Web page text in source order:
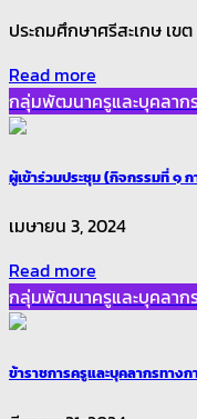
ประถมศึกษาศรีสะเกษ เข
Read more
กลุ่มพัฒนาครูและบุคลาก
ผู้เข้าร่วมประชุม (กิจกรรมที่ ๑
เมษายน 3, 2024
Read more
กลุ่มพัฒนาครูและบุคลาก
ข้าราชการครูและบุคลากรทาง